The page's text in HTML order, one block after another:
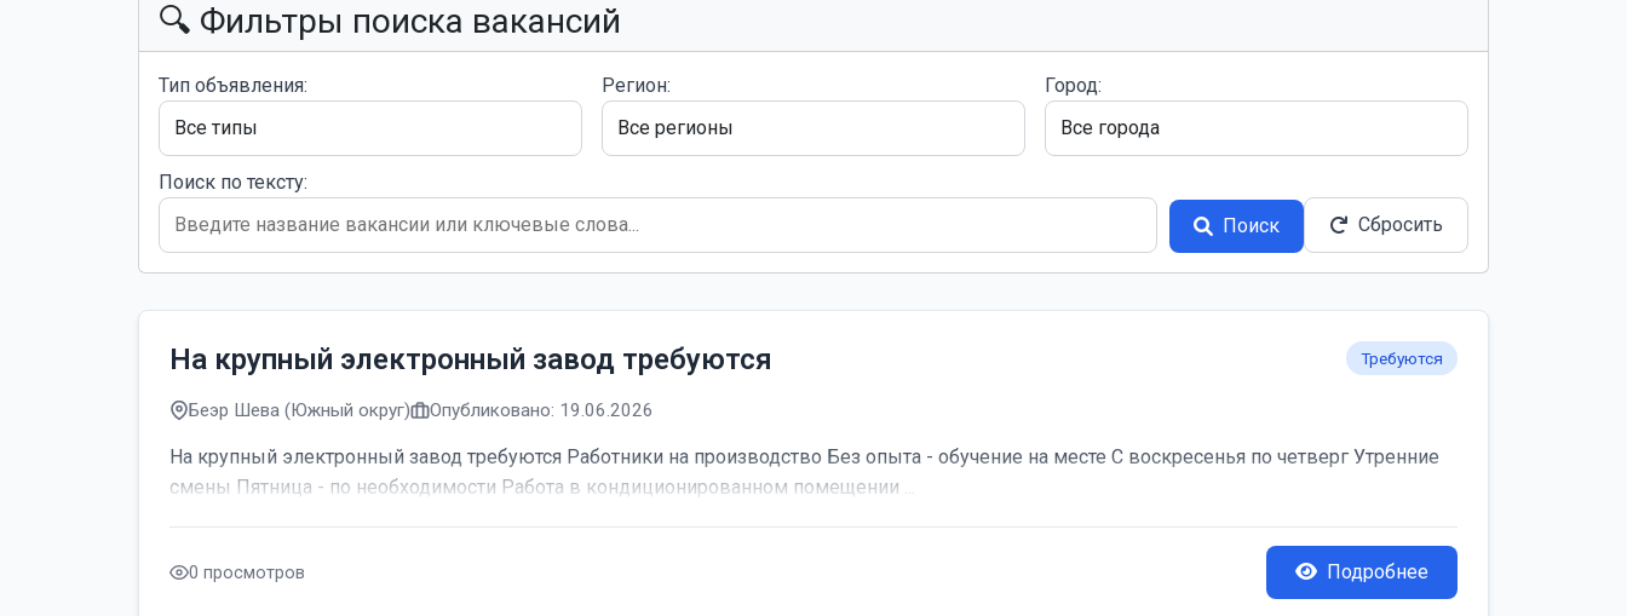
🔍 Фильтры поиска вакансий
Тип объявления: Регион: Город:
Поиск по тексту:
Поиск
Сбросить
На крупный электронный завод требуются Требуются
Беэр Шева (Южный округ) Опубликовано: 19.06.2026
На крупный электронный завод требуются Работники на производство Без опыта - обучение на месте С воскресенья по четверг Утренние
смены Пятница - по необходимости Работа в кондиционированном помещении ...
0 просмотров Подробнее